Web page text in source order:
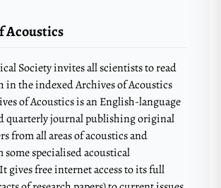
Acoustics
Society invites all scientists to read
in the indexed Archives of Acoustics
of Acoustics is an English-language
quarterly journal publishing original
from all areas of acoustics and
some specialised acoustical
gives free internet access to its full